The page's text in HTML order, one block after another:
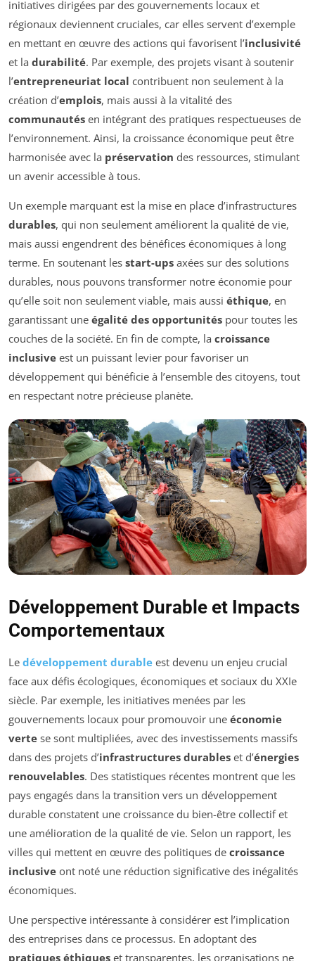
initiatives dirigées par des gouvernements locaux et
régionaux deviennent cruciales, car elles servent d’exemple
en mettant en œuvre des actions qui favorisent l’inclusivité
et la durabilité. Par exemple, des projets visant à soutenir
l’entrepreneuriat local contribuent non seulement à la
création d’emplois, mais aussi à la vitalité des
communautés en intégrant des pratiques respectueuses de
l’environnement. Ainsi, la croissance économique peut être
harmonisée avec la préservation des ressources, stimulant
un avenir accessible à tous.
Un exemple marquant est la mise en place d’infrastructures
durables, qui non seulement améliorent la qualité de vie,
mais aussi engendrent des bénéfices économiques à long
terme. En soutenant les start-ups axées sur des solutions
durables, nous pouvons transformer notre économie pour
qu’elle soit non seulement viable, mais aussi éthique, en
garantissant une égalité des opportunités pour toutes les
couches de la société. En fin de compte, la croissance
inclusive est un puissant levier pour favoriser un
développement qui bénéficie à l’ensemble des citoyens, tout
en respectant notre précieuse planète.
Développement Durable et Impacts
Comportementaux
Le développement durable est devenu un enjeu crucial
face aux défis écologiques, économiques et sociaux du XXIe
siècle. Par exemple, les initiatives menées par les
gouvernements locaux pour promouvoir une économie
verte se sont multipliées, avec des investissements massifs
dans des projets d’infrastructures durables et d’énergies
renouvelables. Des statistiques récentes montrent que les
pays engagés dans la transition vers un développement
durable constatent une croissance du bien-être collectif et
une amélioration de la qualité de vie. Selon un rapport, les
villes qui mettent en œuvre des politiques de croissance
inclusive ont noté une réduction significative des inégalités
économiques.
Une perspective intéressante à considérer est l’implication
des entreprises dans ce processus. En adoptant des
pratiques éthiques et transparentes, les organisations ne